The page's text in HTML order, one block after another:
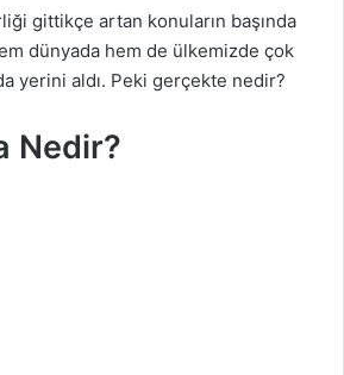
r
m
gittikçe artan konuların başında
dünyada hem de ülkemizde çok
yerini aldı. Peki gerçekte nedir?
Nedir?